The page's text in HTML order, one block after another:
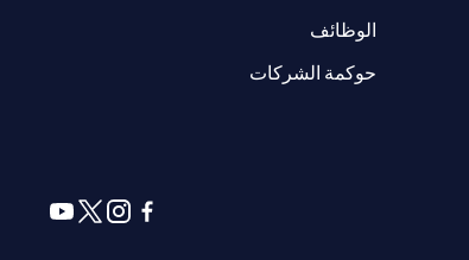
الوظائف
(opens in a new tab)
حوكمة الشركات
(opens in a new tab)